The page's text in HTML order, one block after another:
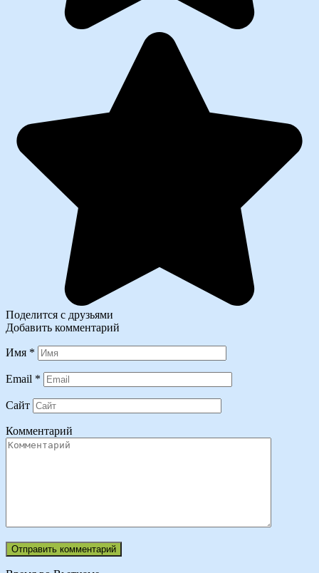
Поделится с друзьями
Добавить комментарий
Имя *
Email *
Сайт
Комментарий